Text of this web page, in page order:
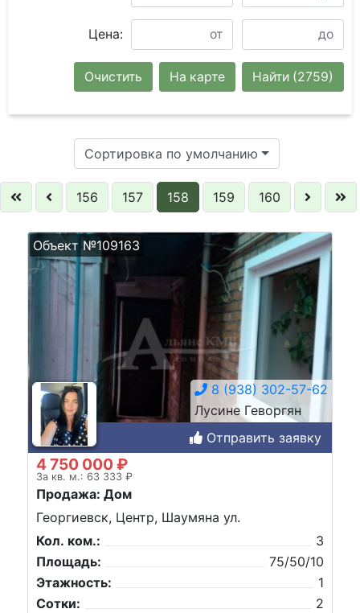
Цена:
Найти (2759)
На карте
Очистить
Сортировка по умолчанию
156 157 158 159 160
Объект №109163
8 (938) 302-57-62
Лусине Геворгян
Отправить заявку
4 750 000 ₽
За кв. м.: 63 333 ₽
Продажа: Дом
Георгиевск, Центр, Шаумяна ул.
Кол. ком.:
3
Площадь:
75/50/10
Этажность:
1
Сотки:
2